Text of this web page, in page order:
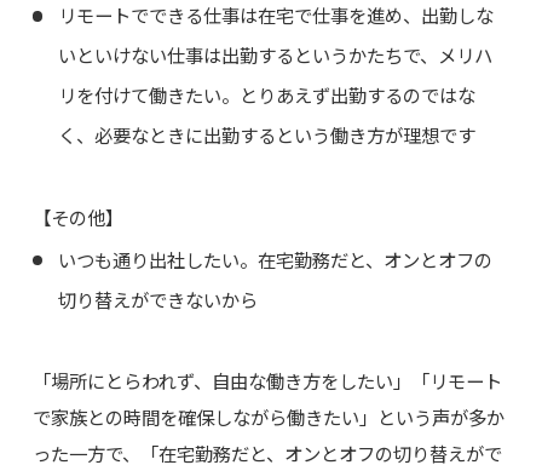
リモートでできる仕事は在宅で仕事を進め、出勤しな
いといけない仕事は出勤するというかたちで、メリハ
リを付けて働きたい。とりあえず出勤するのではな
く、必要なときに出勤するという働き方が理想です
【その他】
いつも通り出社したい。在宅勤務だと、オンとオフの
切り替えができないから
「場所にとらわれず、自由な働き方をしたい」「リモート
で家族との時間を確保しながら働きたい」という声が多か
った一方で、「在宅勤務だと、オンとオフの切り替えがで